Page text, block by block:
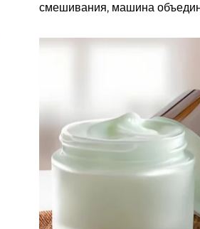
смешивания, машина